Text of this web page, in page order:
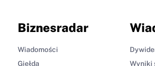
Biznesradar
Wiadomości
Giełda
Wyniki